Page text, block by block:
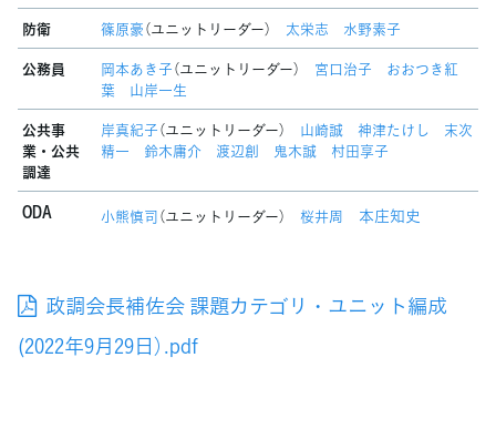
防衛
篠原豪（ユニットリーダー） 太栄志
水野素子
公務員
岡本あき子（ユニットリーダー） 宮口治子
おおつき紅
葉
山岸一生
公共事
業・公共
調達
岸真紀子（ユニットリーダー） 山崎誠 神津たけし
末次
精一
鈴木庸介 渡辺創 鬼木誠 村田享子
ODA 小熊慎司（ユニットリーダー） 桜井周 本庄知史
政調会長補佐会 課題カテゴリ・ユニット編成
(2022年9月29日）.pdf